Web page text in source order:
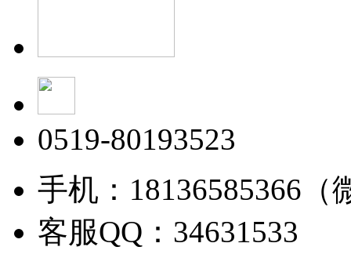
0519-80193523
手机：18136585366（
客服QQ：34631533